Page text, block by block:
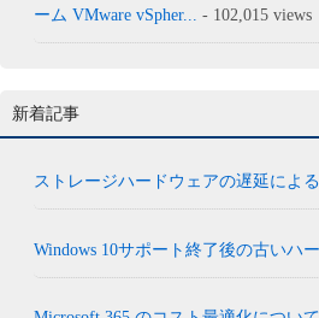
ーム VMware vSpher... - 102,015 views
新着記事
ストレージハードウェアの遅延によ
Windows 10サポート終了後の古いハ